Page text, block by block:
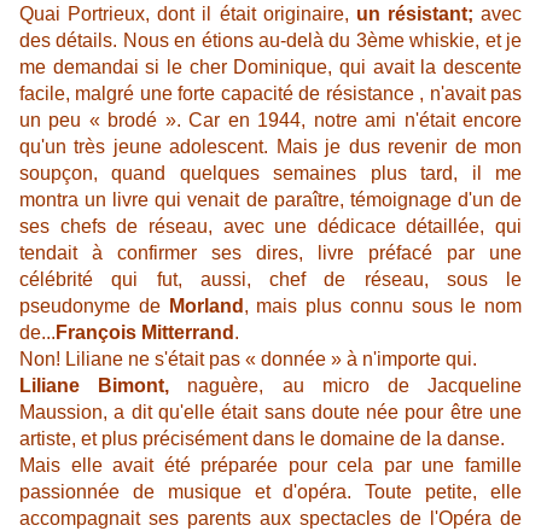
Quai Portrieux, dont il était originaire, un résistant; avec
des détails. Nous en étions au-delà du 3ème whiskie, et je
me demandai si le cher Dominique, qui avait la descente
facile, malgré une forte capacité de résistance , n'avait pas
un peu « brodé ». Car en 1944, notre ami n'était encore
qu'un très jeune adolescent. Mais je dus revenir de mon
soupçon, quand quelques semaines plus tard, il me
montra un livre qui venait de paraître, témoignage d'un de
ses chefs de réseau, avec une dédicace détaillée, qui
tendait à confirmer ses dires, livre préfacé par une
célébrité qui fut, aussi, chef de réseau, sous le
pseudonyme de Morland , mais plus connu sous le nom
de... François Mitterrand .
Non! Liliane ne s'était pas « donnée » à n'importe qui.
Liliane Bimont, naguère, au micro de Jacqueline
Maussion, a dit qu'elle était sans doute née pour être une
artiste, et plus précisément dans le domaine de la danse.
Mais elle avait été préparée pour cela par une famille
passionnée de musique et d'opéra. Toute petite, elle
accompagnait ses parents aux spectacles de l'Opéra de